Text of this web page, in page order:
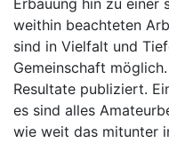
Erbauung hin zu
weithin beachteten
sind in Vielfalt und
Gemeinschaft
Resultate publiziert.
es sind alles
wie weit das mitunter